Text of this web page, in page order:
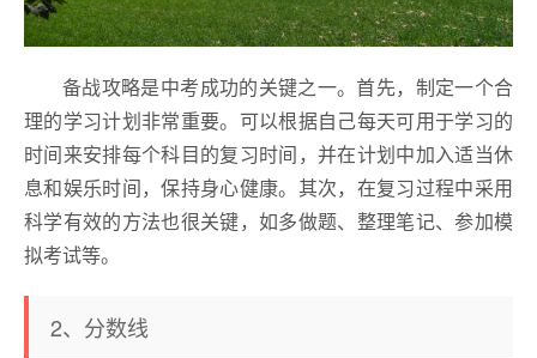
备战攻略是中考成功的关键之一。首先，制定一个合
理的学习计划非常重要。可以根据自己每天可用于学习的
时间来安排每个科目的复习时间，并在计划中加入适当休
息和娱乐时间，保持身心健康。其次，在复习过程中采用
科学有效的方法也很关键，如多做题、整理笔记、参加模
拟考试等。
2、分数线